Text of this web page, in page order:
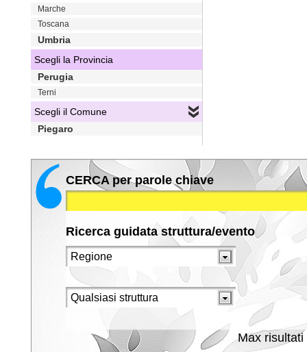
Marche
Toscana
Umbria
Scegli la Provincia
Perugia
Terni
Scegli il Comune
Piegaro
CERCA per parole chiave
Ricerca guidata struttura/evento
Max risultati